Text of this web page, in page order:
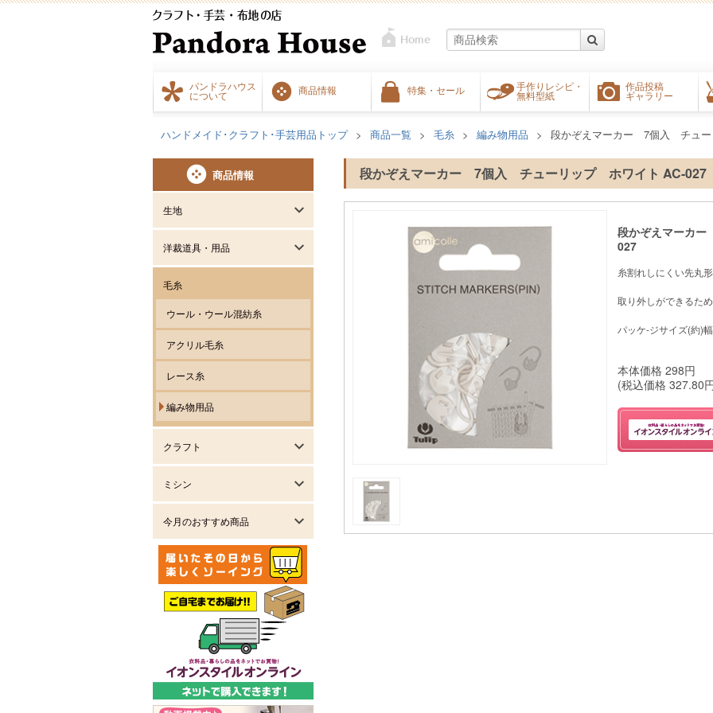
パンドラハウス
について
商品情報 特集・セール
手作りレシピ・
無料型紙
作品投稿
ギャラリー
ハンドメイド･クラフト･手芸用品トップ 商品一覧 毛糸 編み物用品 段かぞえマーカー 7個入 チュ
段かぞえマーカー 7個入 チューリップ ホワイト AC-027
段かぞえマーカ
027
糸割れしにくい先丸
取り外しができるた
パッケ-ジサイズ(約)
本体価格 298円
(税込価格 327.80
商品情報
生地
洋裁道具・用品
毛糸
ウール・ウール混紡糸
アクリル毛糸
レース糸
編み物用品
クラフト
ミシン
今月のおすすめ商品